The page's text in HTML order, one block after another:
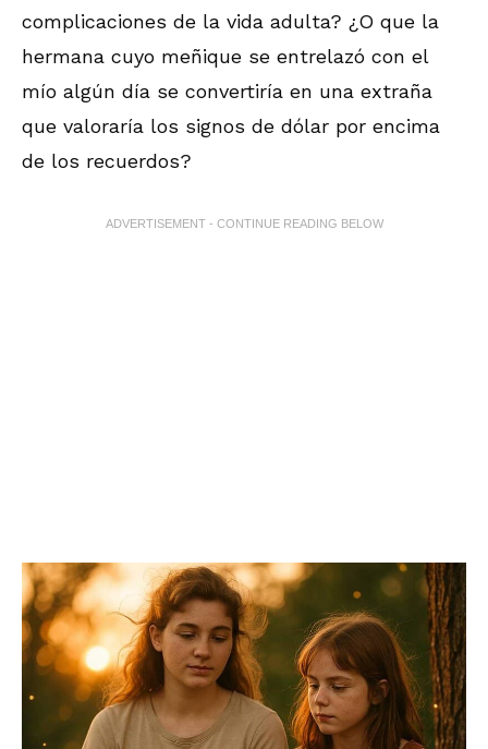
complicaciones de la vida adulta? ¿O que la
hermana cuyo meñique se entrelazó con el
mío algún día se convertiría en una extraña
que valoraría los signos de dólar por encima
de los recuerdos?
ADVERTISEMENT - CONTINUE READING BELOW